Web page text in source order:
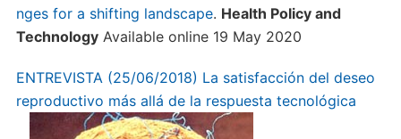
nges for a shifting landscape. Health Policy and
TechnologyAvailable online 19 May 2020
ENTREVISTA (25/06/2018) La satisfacción del deseo
reproductivo más allá de la respuesta tecnológica